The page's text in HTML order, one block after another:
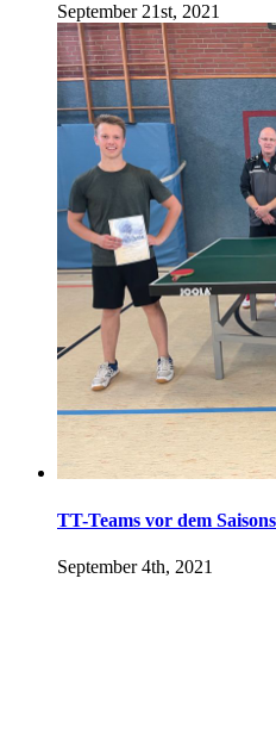
September 21st, 2021
TT-Teams vor dem
September 4th, 2021